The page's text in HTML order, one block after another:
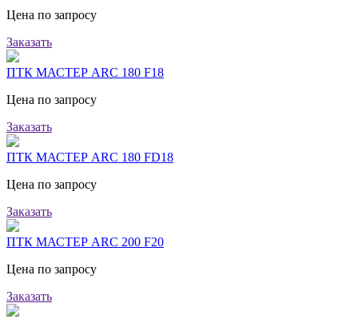
Цена по запросу
Заказать
ПТК МАСТЕР ARC 180 F18
Цена по запросу
Заказать
ПТК МАСТЕР ARC 180 FD18
Цена по запросу
Заказать
ПТК МАСТЕР ARC 200 F20
Цена по запросу
Заказать